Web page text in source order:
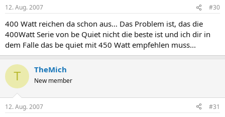
12. Aug. 2007 #30
400 Watt reichen da schon aus... Das Problem ist, das die
400Watt Serie von be Quiet nicht die beste ist und ich dir in
dem Falle das be quiet mit 450 Watt empfehlen muss...
T TheMich
New member
12. Aug. 2007 #31